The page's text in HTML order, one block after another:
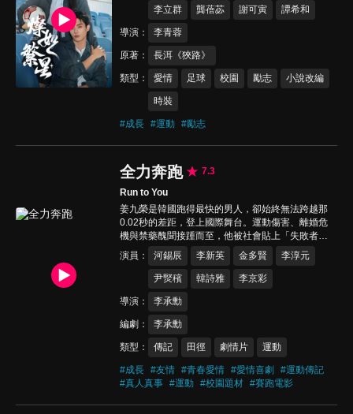
路，終見光明。
李立群 龔蓓苾 謝可寅 譚希和
導演 李青蓉
原著 長洱《狹路》
類型 愛情 足球 校園 勵志 小說改編
時裝
#成長 #運動 #勵志
全力奔跑
7.3
Run to You
姜九榮是韓國跑得最快的男人，卻始終無法跨越那
0.02秒的差距，登上國際舞台。運動傷害、離婚危
機與禁藥醜聞接踵而至，他被社會貼上「失敗者」
的標籤。另一方面，高中學生姜勝烈追逐著田徑跑
道上的女孩身影，就此展開一場怦然心動的青春旅
程。在人生的跑道上，九榮與勝烈能否並肩迎向終
演員 河錫辰 李新英 金多賢 李淳元
尹㷂穦 韓詩雅 李京彩
導演 李承勳
編劇 李承勳
類型 傳記 田徑 劇情片 運動
#成長 #友情 #青春愛情 #愛情喜劇 #運動傳記
#真人真事 #運動 #校園題材 #賽跑電影